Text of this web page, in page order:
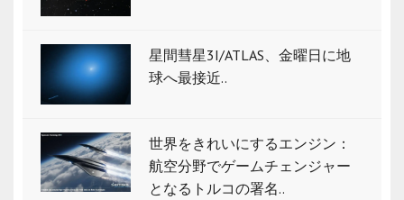
星間彗星3I/ATLAS、金曜日に地
球へ最接近..
世界をきれいにするエンジン：
航空分野でゲームチェンジャー
となるトルコの署名..